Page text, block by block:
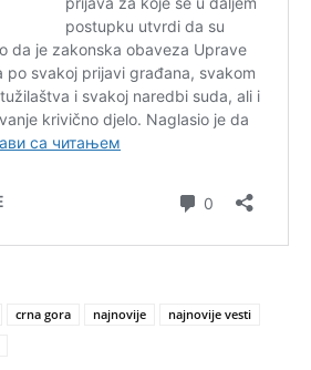
crna gora najnovije
najnovije vesti